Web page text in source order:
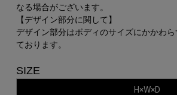
なる場合がございます。
【デザイン部分に関して】
デザイン部分はボディのサイズにかかわ
ております。
SIZE
H×W×D